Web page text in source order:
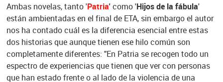
Ambas novelas, tanto 'Patria'como 'Hijos de la fábula'
están ambientadas en el final de ETA, sin embargo el autor
nos ha contado cuál es la diferencia esencial entre estas
dos historias que aunque tienen ese hilo común son
completamente diferentes: "En Patria se recogen todo un
espectro de experiencias que tienen que ver con personas
que han estado frente o al lado de la violencia de una